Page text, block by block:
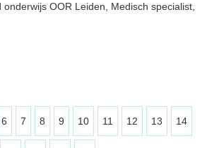
OOR Leiden, Medisch specialist,
6 7 8 9 10 11 12 13 14